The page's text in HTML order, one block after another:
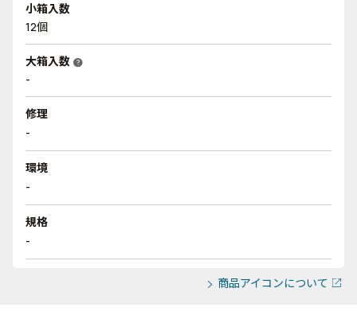
小箱入数
12個
大箱入数 help
-
修理
-
環境
-
規格
-
商品アイコンについて